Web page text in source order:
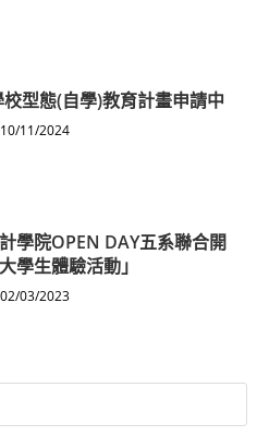
型態(自學)教育計畫申請中
10/11/2024
學院OPEN DAY五系聯合開
學生體驗活動」
02/03/2023